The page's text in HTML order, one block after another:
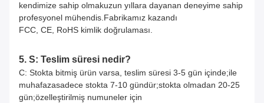
kendimize sahip olmakuzun yıllara dayanan deneyime sahip
profesyonel mühendis.Fabrikamız kazandı
FCC, CE, RoHS kimlik doğrulaması.
5. S: Teslim süresi nedir?
C: Stokta bitmiş ürün varsa, teslim süresi 3-5 gün içinde;ile
muhafazasadece stokta 7-10 gündür;stokta olmadan 20-25
gün;özelleştirilmiş numuneler için